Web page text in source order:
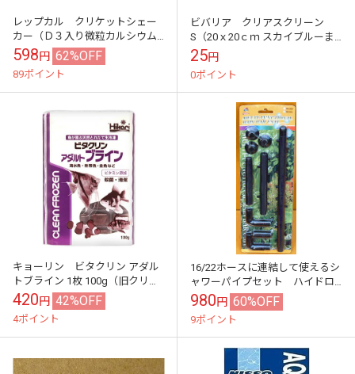
レップカル クリケットシェー
カー（Ｄ３入り微粒カルシウム
サプリメント20g付）
598円 62%OFF
89ポイント
ビバリア クリアスクリーン
S（20ｘ20ｃｍ スカイブルーま
たはオーシャンブルー）各色分
売パッケージレス
25円
0ポイント
キョーリン ビタクリン アダル
トブライン 1枚 100g（旧クリー
ンブラインシュリンプ １００
420円 42%OFF
4ポイント
16/22ホースに連結して使えるシ
ャワーパイプセット ハイドロ
テラリウムにも
980円 60%OFF
9ポイント